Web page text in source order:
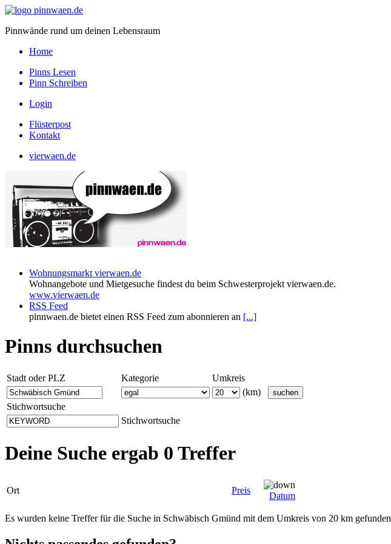
Pinnwände rund um deinen Lebensraum
Home
Pinns Lesen
Pinn Schreiben
Login
Flüsterpost
Kontakt
vierwaen.de
Wohnungsmarkt vierwaen.de
Wohnangebote und Mietgesuche findest du beim Schwesterprojekt vierwaen.de.
www.vierwaen.de
RSS Feed
pinnwaen.de bietet einen RSS Feed zum abonnieren an [...]
Pinns durchsuchen
Stadt oder PLZ Kategorie
Umkreis
(km)
Stichwortsuche
Stichwortsuche
Deine Suche ergab 0 Treffer
Ort Preis
Datum
Es wurden keine Treffer für die Suche in Schwäbisch Gmünd mit dem Umkreis von 20 km gefunden